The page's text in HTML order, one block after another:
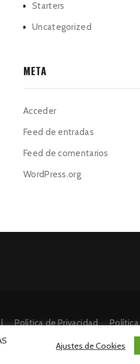
Starters
Uncategorized
META
Acceder
Feed de entradas
Feed de comentarios
WordPress.org
Política de Privacidad
Ajustes de Cookies